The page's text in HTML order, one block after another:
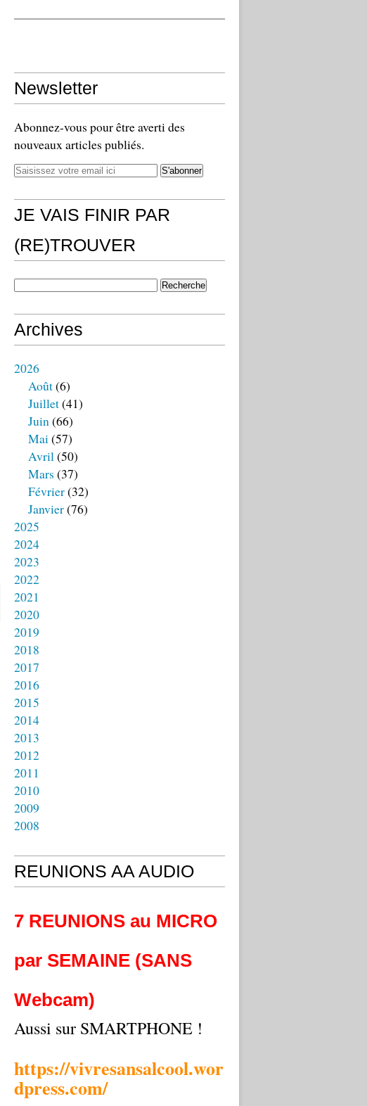
Newsletter
Abonnez-vous pour être averti des
nouveaux articles publiés.
JE VAIS FINIR PAR
(RE)TROUVER
Archives
2026
Août(6)
Juillet(41)
Juin(66)
Mai(57)
Avril(50)
Mars (37)
Février(32)
Janvier(76)
2025
2024
2023
2022
2021
2020
2019
2018
2017
2016
2015
2014
2013
2012
2011
2010
2009
2008
REUNIONS AA AUDIO
7 REUNIONS au MICRO
par SEMAINE (SANS
Webcam)
Aussi sur SMARTPHONE !
https://vivresansalcool.wor
dpress.com/